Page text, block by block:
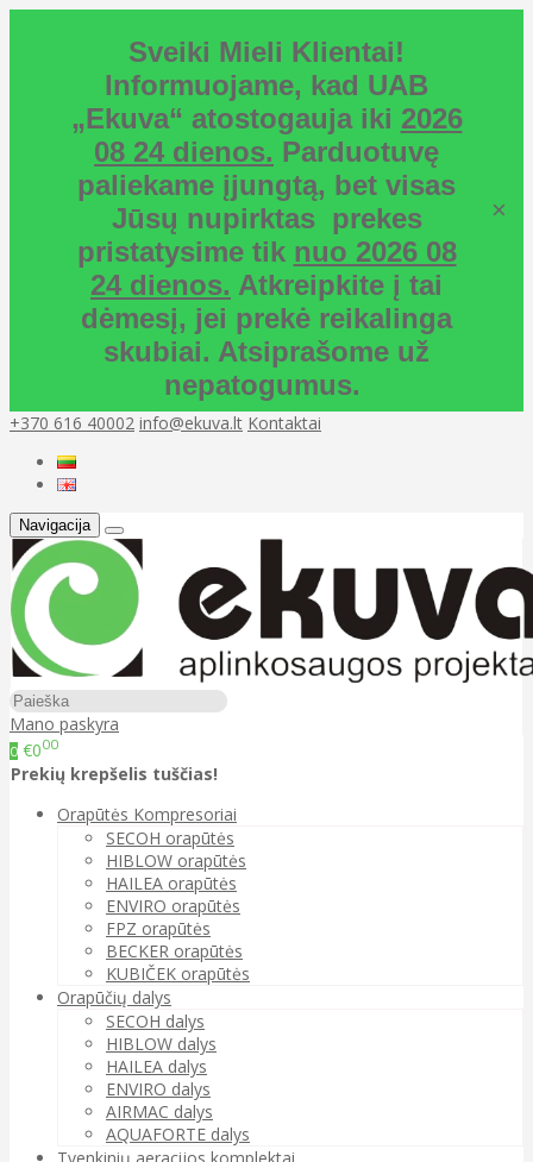
Sveiki Mieli Klientai!
Informuojame, kad UAB
„Ekuva“ atostogauja iki 2026
08 24 dienos. Parduotuvę
paliekame įjungtą, bet visas
Jūsų nupirktas prekes
pristatysime tik nuo 2026 08
24 dienos. Atkreipkite į tai
dėmesį, jei prekė reikalinga
skubiai. Atsiprašome už
nepatogumus.
×
+370 616 40002 info@ekuva.lt Kontaktai
Navigacija
Mano paskyra
0 €000
Prekių krepšelis tuščias!
Orapūtės Kompresoriai
SECOH orapūtės
HIBLOW orapūtės
HAILEA orapūtės
ENVIRO orapūtės
FPZ orapūtės
BECKER orapūtės
KUBIČEK orapūtės
Orapūčių dalys
SECOH dalys
HIBLOW dalys
HAILEA dalys
ENVIRO dalys
AIRMAC dalys
AQUAFORTE dalys
Tvenkinių aeracijos komplektai